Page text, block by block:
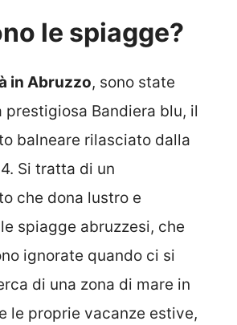
le spiagge?
in Abruzzo, sono state
Bandiera blu, il
balneare rilasciato dalla
Si tratta di un
che dona lustro e
spiagge abruzzesi, che
ignorate quando ci si
di una zona di mare in
le proprie vacanze estive,